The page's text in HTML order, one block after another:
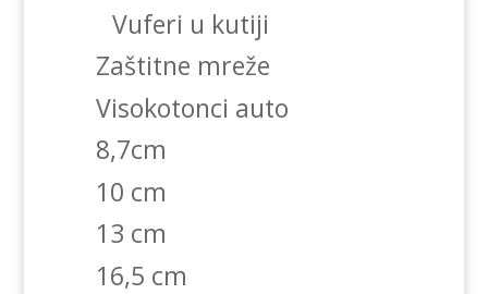
Vuferi u kutiji
Zaštitne mreže
Visokotonci auto
8,7cm
10 cm
13 cm
16,5 cm